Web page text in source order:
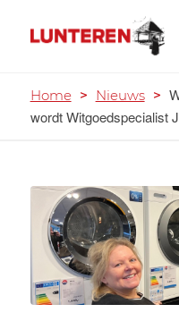
Home > Nieuws >
wordt Witgoedspecialist